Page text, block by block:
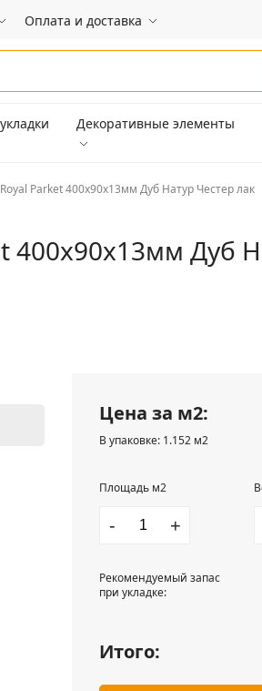
Оплата и доставка
Декоративные элементы
Parket 400х90х13мм Дуб Натур Честер лак
400х90х13мм Дуб
Цена за м2:
В упаковке: 1.152 м2
Площадь м2
- +
Рекомендуемый запас
при укладке:
Итого: